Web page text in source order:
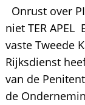
Onrust over
niet TER
vaste Tweede
Rijksdienst
van de
de